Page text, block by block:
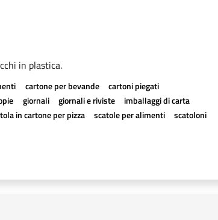
in plastica.
cartone per bevande
cartoni piegati
giornali giornali e riviste
imballaggi di carta
in cartone per pizza scatole per alimenti
scatoloni